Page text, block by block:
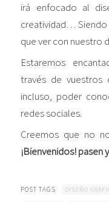
irá enfocado al
creatividad…
que ver con nuestro
Estaremos
través de vuestros
incluso, poder
redes sociales.
Creemos que no
¡Bienvenidos! pasen
POST TAGS DISEÑO